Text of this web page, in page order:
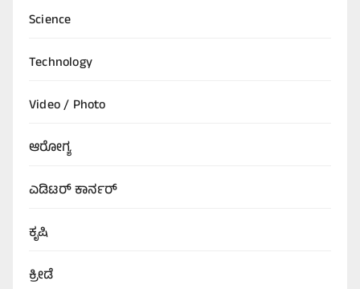
Science
Technology
Video / Photo
ಆರೋಗ್ಯ
ಎಡಿಟರ್‌ ಕಾರ್ನರ್
ಕೃಷಿ
ಕ್ರೀಡೆ